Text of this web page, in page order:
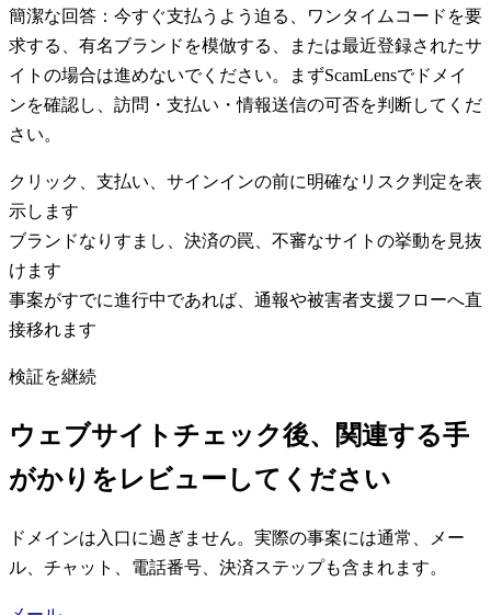
簡潔な回答：今すぐ支払うよう迫る、ワンタイムコードを要
求する、有名ブランドを模倣する、または最近登録されたサ
イトの場合は進めないでください。まずScamLensでドメイ
ンを確認し、訪問・支払い・情報送信の可否を判断してくだ
さい。
クリック、支払い、サインインの前に明確なリスク判定を表
示します
ブランドなりすまし、決済の罠、不審なサイトの挙動を見抜
けます
事案がすでに進行中であれば、通報や被害者支援フローへ直
接移れます
検証を継続
ウェブサイトチェック後、関連する手
がかりをレビューしてください
ドメインは入口に過ぎません。実際の事案には通常、メー
ル、チャット、電話番号、決済ステップも含まれます。